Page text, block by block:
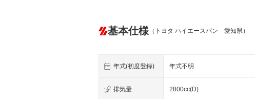
基本仕様 （トヨタ ハイエースバン 愛知県）
年式(初度登録) 年式不明
排気量 2800cc(D)